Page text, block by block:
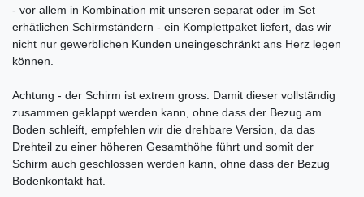
- vor allem in Kombination mit unseren separat oder im Set
erhätlichen Schirmständern - ein Komplettpaket liefert, das wir
nicht nur gewerblichen Kunden uneingeschränkt ans Herz legen
können.
Achtung - der Schirm ist extrem gross. Damit dieser vollständig
zusammen geklappt werden kann, ohne dass der Bezug am
Boden schleift, empfehlen wir die drehbare Version, da das
Drehteil zu einer höheren Gesamthöhe führt und somit der
Schirm auch geschlossen werden kann, ohne dass der Bezug
Bodenkontakt hat.